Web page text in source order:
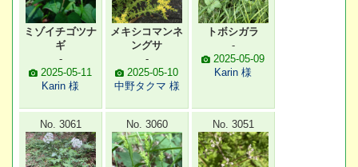
ミゾイチゴツナ
ギ
-
2025-05-11
Karin 様
メキシコマンネ
ングサ
-
2025-05-10
中野タクマ 様
トボシガラ
-
2025-05-09
Karin 様
No. 3061 No. 3060 No. 3051